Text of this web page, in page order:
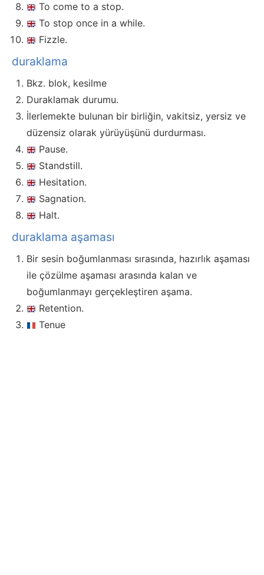
To come to a stop.
To stop once in a while.
Fizzle.
duraklama
Bkz. blok, kesilme
Duraklamak durumu.
İlerlemekte bulunan bir birliğin, vakitsiz, yersiz ve
düzensiz olarak yürüyüşünü durdurması.
Pause.
Standstill.
Hesitation.
Sagnation.
Halt.
duraklama aşaması
Bir sesin boğumlanması sırasında, hazırlık aşaması
ile çözülme aşaması arasında kalan ve
boğumlanmayı gerçekleştiren aşama.
Retention.
Tenue